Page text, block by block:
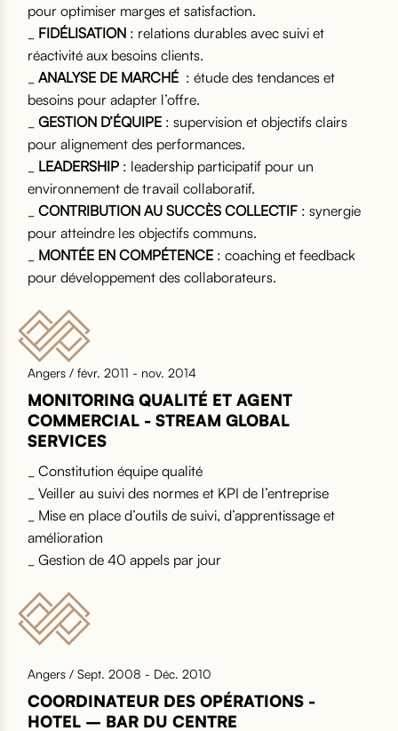
pour optimiser marges et satisfaction.
FIDÉLISATION : relations durables avec suivi et
réactivité aux besoins clients.
_ANALYSE DE MARCHÉ : étude des tendances et
besoins pour adapter l’offre.
_GESTION D’ÉQUIPE : supervision et objectifs clairs
pour alignement des performances.
LEADERSHIP : leadership participatif pour un
environnement de travail collaboratif.
_CONTRIBUTION AU SUCCÈS COLLECTIF : synergie
pour atteindre les objectifs communs.
MONTÉE EN COMPÉTENCE : coaching et feedback
pour développement des collaborateurs.
Angers / févr. 2011 - nov. 2014
MONITORING QUALITÉ ET AGENT
COMMERCIAL - STREAM GLOBAL
SERVICES
_ Constitution équipe qualité
_ Veiller au suivi des normes et KPI de l’entreprise
_ Mise en place d’outils de suivi, d’apprentissage et
amélioration
_ Gestion de 40 appels par jour
Angers / Sept. 2008 - Déc. 2010
COORDINATEUR DES OPÉRATIONS -
HOTEL – BAR DU CENTRE